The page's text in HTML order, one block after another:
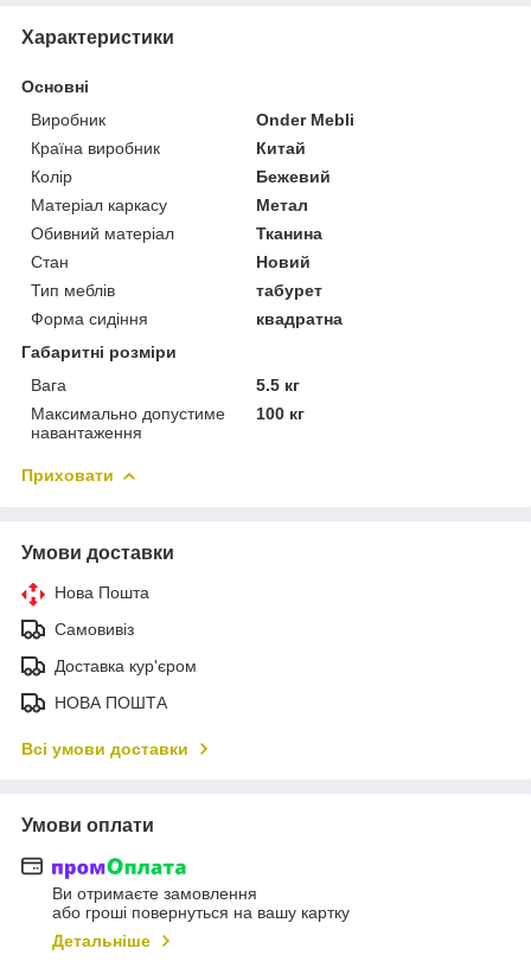
Характеристики
Основні
Виробник
Onder Mebli
Країна виробник
Китай
Колір
Бежевий
Матеріал каркасу
Метал
Обивний матеріал
Тканина
Стан
Новий
Тип меблів
табурет
Форма сидіння
квадратна
Габаритні розміри
Вага
5.5 кг
Максимально допустиме
навантаження
100 кг
Приховати
Умови доставки
Нова Пошта
Самовивіз
Доставка кур'єром
НОВА ПОШТА
Всі умови доставки
Умови оплати
Ви отримаєте замовлення
або гроші повернуться на вашу картку
Детальніше